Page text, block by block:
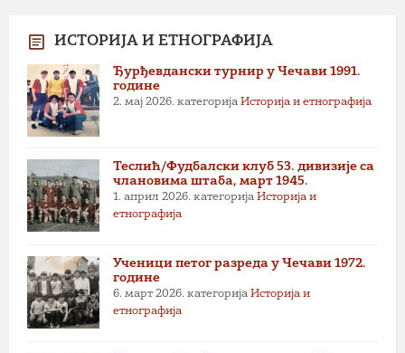
ИСТОРИЈА И ЕТНОГРАФИЈА
Ђурђевдански турнир у Чечави 1991.
године
2. мај 2026. категорија Историја и етнографија
Теслић/Фудбалски клуб 53. дивизије са
члановима штаба, март 1945.
1. април 2026. категорија Историја и
етнографија
Ученици петог разреда у Чечави 1972.
године
6. март 2026. категорија Историја и
етнографија